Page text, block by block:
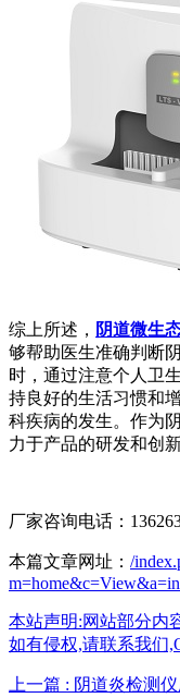
综上所述， 阴道微生
够帮助医生准确判断
时，通过注意个人卫
持良好的生活习惯和
科疾病的发生。作为
力于产品的研发和创
厂家咨询电话：
本篇文章网址： /
本站声明:网站部分内
如有侵权,请联系我们
上一篇 : 阴道炎检测